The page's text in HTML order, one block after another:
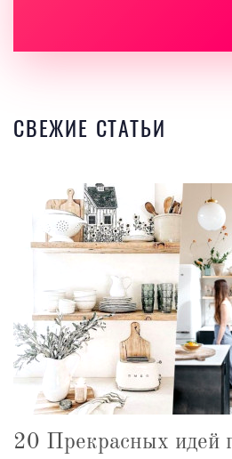
СВЕЖИЕ СТАТЬИ
20 Прекрасных идей